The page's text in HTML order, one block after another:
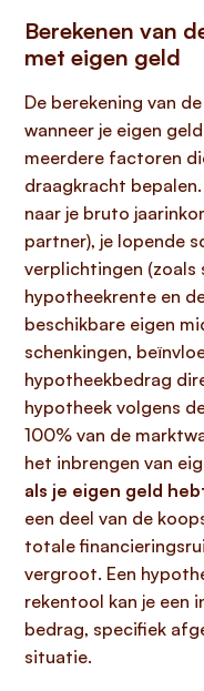
Berekenen van
met eigen geld
De berekening van
wanneer je eigen
meerdere factoren
draagkracht
naar je bruto
partner), je lopende
verplichtingen (zoals
hypotheekrente en
beschikbare eigen
schenkingen,
hypotheekbedrag
hypotheek volgens
100% van de
het inbrengen van
als je eigen geld
een deel van de
totale
vergroot. Een
rekentool kan je een
bedrag, specifiek
situatie.